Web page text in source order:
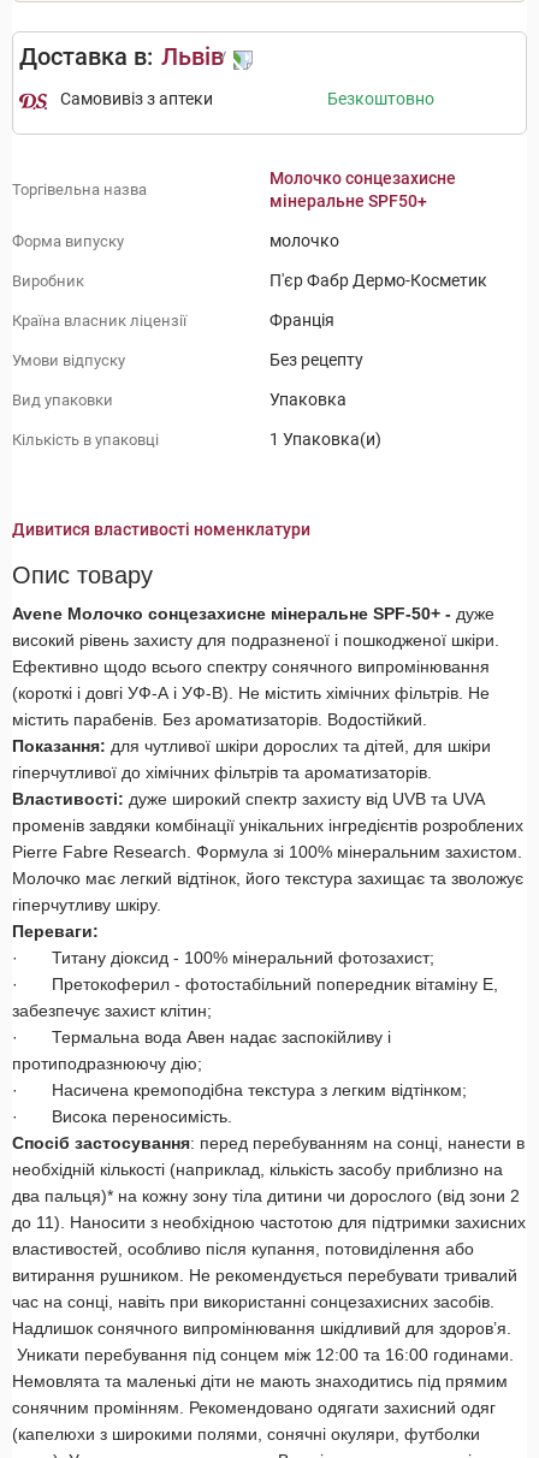
Доставка в: Львів
Самовивіз з аптеки Безкоштовно
Торгівельна назва
Молочко сонцезахисне
мінеральне SPF50+
Форма випуску молочко
Виробник П'єр Фабр Дермо-Косметик
Країна власник ліцензії Франція
Умови відпуску Без рецепту
Вид упаковки Упаковка
Кількість в упаковці 1 Упаковка(и)
Дивитися властивості номенклатури
Опис товару
Avene Молочко сонцезахисне мінеральне SPF-50+ - дуже
високий рівень захисту для подразненої і пошкодженої шкіри.
Ефективно щодо всього спектру сонячного випромінювання
(короткі і довгі УФ-А і УФ-B). Не містить хімічних фільтрів. Не
містить парабенів. Без ароматизаторів. Водостійкий.
Показання: для чутливої шкіри дорослих та дітей, для шкіри
гіперчутливої до хімічних фільтрів та ароматизаторів.
Властивості: дуже широкий спектр захисту від UVB та UVA
променів завдяки комбінації унікальних інгредієнтів розроблених
Pierre Fabre Research. Формула зі 100% мінеральним захистом.
Молочко має легкий відтінок, його текстура захищає та зволожує
гіперчутливу шкіру.
Переваги:
· Титану діоксид - 100% мінеральний фотозахист;
· Претокоферил - фотостабільний попередник вітаміну Е,
забезпечує захист клітин;
· Термальна вода Авен надає заспокійливу і
протиподразнюючу дію;
· Насичена кремоподібна текстура з легким відтінком;
· Висока переносимість.
Спосіб застосування: перед перебуванням на сонці, нанести в
необхідній кількості (наприклад, кількість засобу приблизно на
два пальця)* на кожну зону тіла дитини чи дорослого (від зони 2
до 11). Наносити з необхідною частотою для підтримки захисних
властивостей, особливо після купання, потовиділення або
витирання рушником. Не рекомендується перебувати тривалий
час на сонці, навіть при використанні сонцезахисних засобів.
Надлишок сонячного випромінювання шкідливий для здоров’я.
Уникати перебування під сонцем між 12:00 та 16:00 годинами.
Немовлята та маленькі діти не мають знаходитись під прямим
сонячним промінням. Рекомендовано одягати захисний одяг
(капелюхи з широкими полями, сонячні окуляри, футболки